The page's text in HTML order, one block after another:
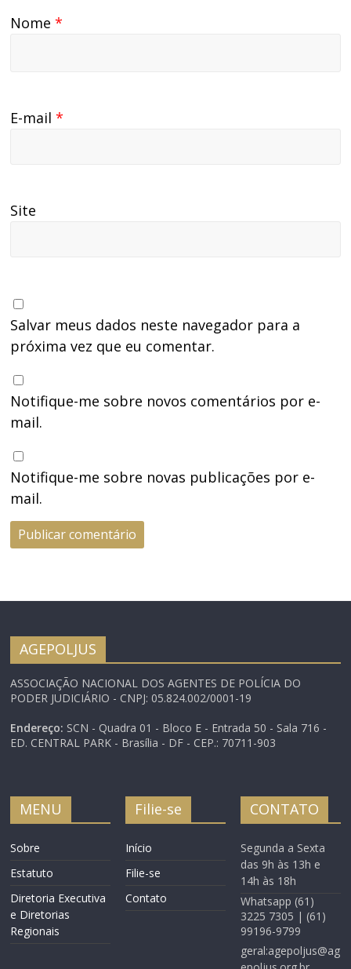
Nome*
E-mail*
Site
Salvar meus dados neste navegador para a
próxima vez que eu comentar.
Notifique-me sobre novos comentários por e-
mail.
Notifique-me sobre novas publicações por e-
mail.
AGEPOLJUS
ASSOCIAÇÃO NACIONAL DOS AGENTES DE POLÍCIA DO
PODER JUDICIÁRIO - CNPJ: 05.824.002/0001-19
Endereço: SCN - Quadra 01 - Bloco E - Entrada 50 - Sala 716 -
ED. CENTRAL PARK - Brasília - DF - CEP.: 70711-903
MENU
Sobre
Estatuto
Diretoria Executiva
e Diretorias
Regionais
Filie-se
Início
Filie-se
Contato
CONTATO
Segunda a Sexta
das 9h às 13h e
14h às 18h
Whatsapp (61)
3225 7305 | (61)
99196-9799
geral:agepoljus@ag